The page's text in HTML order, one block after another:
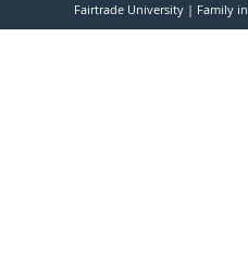
Fairtrade University Family